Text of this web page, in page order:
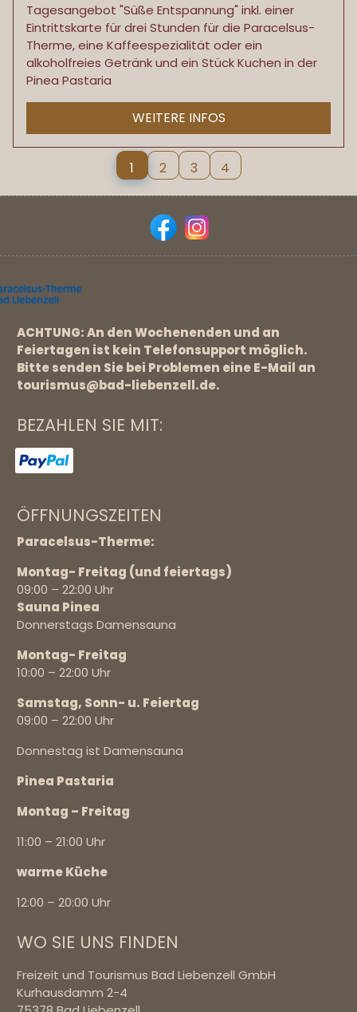
Tagesangebot "Süße Entspannung" inkl. einer
Eintrittskarte für drei Stunden für die Paracelsus-
Therme, eine Kaffeespezialität oder ein
alkoholfreies Getränk und ein Stück Kuchen in der
Pinea Pastaria
WEITERE INFOS
1 (current)
2 3 4
ACHTUNG: An den Wochenenden und an
Feiertagen ist kein Telefonsupport möglich.
Bitte senden Sie bei Problemen eine E-Mail an
tourismus@bad-liebenzell.de.
BEZAHLEN SIE MIT:
ÖFFNUNGSZEITEN
Paracelsus-Therme:
Montag- Freitag (und feiertags)
09:00 – 22:00 Uhr
Sauna Pinea
Donnerstags Damensauna
Montag- Freitag
10:00 – 22:00 Uhr
Samstag, Sonn- u. Feiertag
09:00 – 22:00 Uhr
Donnestag ist Damensauna
Pinea Pastaria
Montag – Freitag
11:00 – 21:00 Uhr
warme Küche
12:00 – 20:00 Uhr
WO SIE UNS FINDEN
Freizeit und Tourismus Bad Liebenzell GmbH
Kurhausdamm 2-4